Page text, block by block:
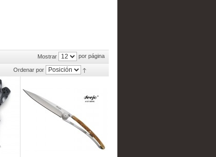
Mostrar por página
Ordenar por